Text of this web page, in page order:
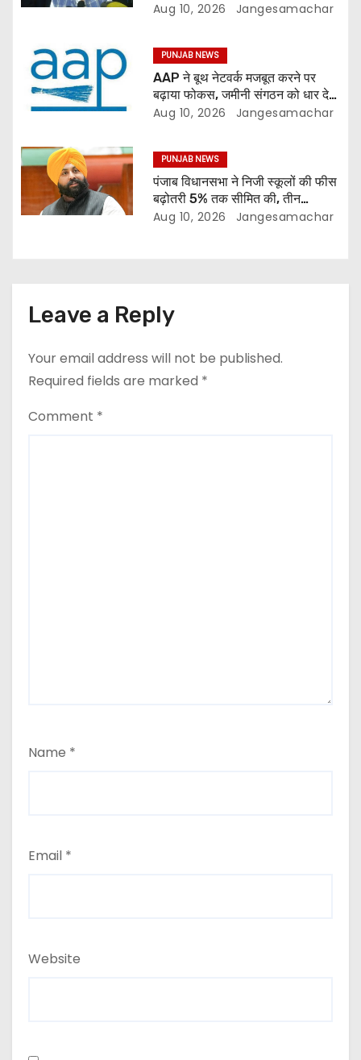
Aug 10, 2026 Jangesamachar
PUNJAB NEWS
AAP ने बूथ नेटवर्क मजबूत करने पर
बढ़ाया फोकस, जमीनी संगठन को धार देने
की तैयारी
Aug 10, 2026 Jangesamachar
PUNJAB NEWS
पंजाब विधानसभा ने निजी स्कूलों की फीस
बढ़ोतरी 5% तक सीमित की, तीन
डिजिटल यूनिवर्सिटी के लिए बिल पास
Aug 10, 2026 Jangesamachar
Leave a Reply
Your email address will not be published.
Required fields are marked *
Comment *
Name *
Email *
Website